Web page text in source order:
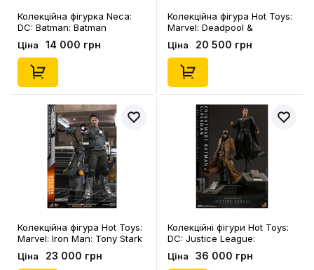
Колекційна фігурка Neca:
DC: Batman: Batman
(Michael Keaton) (1989 Film),
(961241)
Ціна 14 000 грн
Колекційна фігура Hot Toys:
Marvel: Deadpool &
Wolverine: Deadpool (Battling
Version), (913969)
Ціна 20 500 грн
Колекційна фігура Hot Toys:
Marvel: Iron Man: Tony Stark
(Mech Test) (Deluxe
Version), (605863)
Ціна 23 000 грн
Колекційні фігури Hot Toys:
DC: Justice League:
Knightmare Batman and
Superman, (607430)
Ціна 36 000 грн